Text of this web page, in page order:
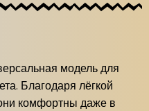
модель для
Благодаря лёгкой
комфортны даже в